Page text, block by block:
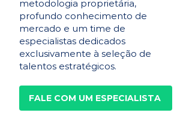
metodologia proprietária,
profundo conhecimento de
mercado e um time de
especialistas dedicados
exclusivamente à seleção de
talentos estratégicos.
FALE COM UM ESPECIALISTA